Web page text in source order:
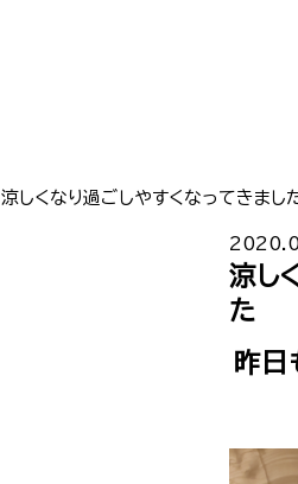
涼しくなり過ごしやすくなってきまし
涼し
た
昨日